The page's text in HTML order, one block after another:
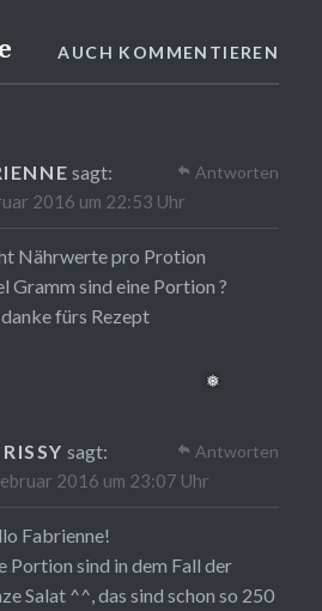
AUCH KOMMENTIEREN
sagt:
2016 um 22:53 Uhr
Nährwerte pro Protion
Gramm sind eine Portion ?
fürs Rezept
Antworten
sagt:
2016 um 23:07 Uhr
Fabrienne!
Portion sind in dem Fall der
Salat ^^, das sind schon so 250
Antworten